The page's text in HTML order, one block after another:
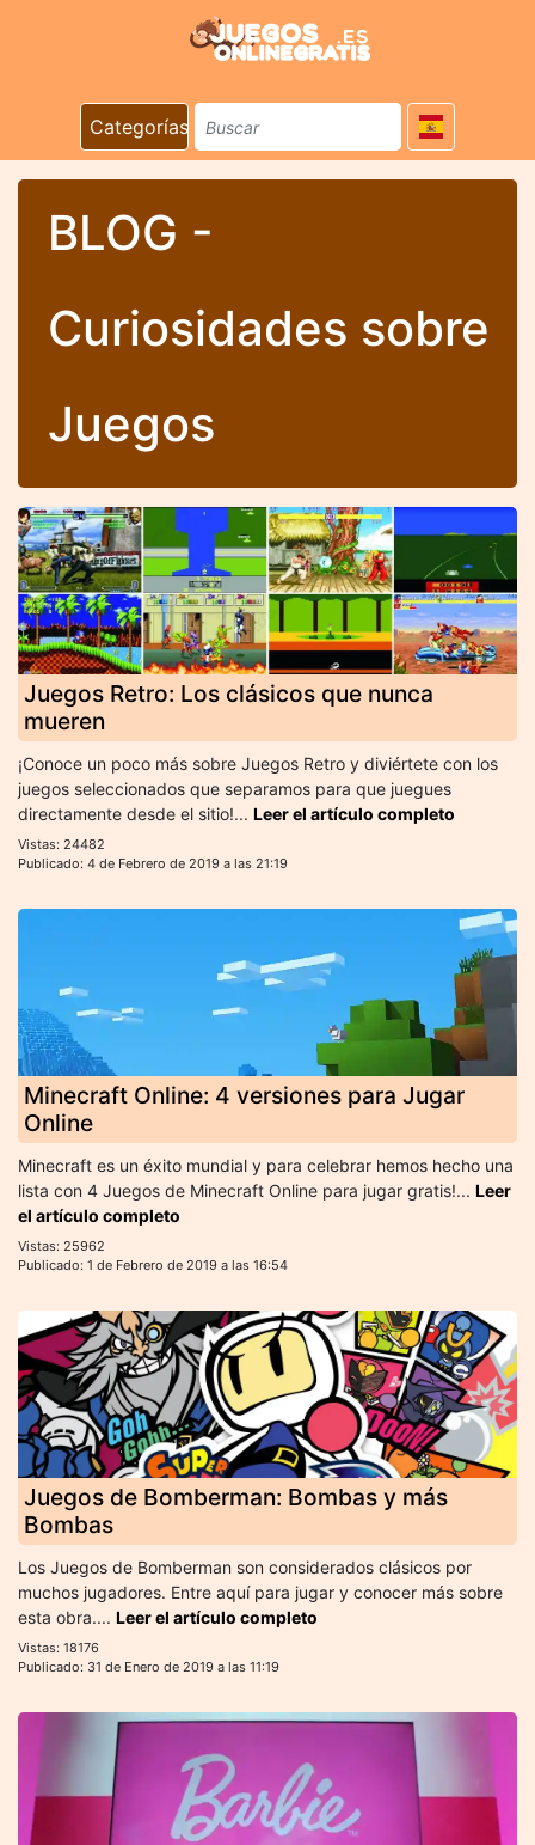
Categorías
BLOG -
Curiosidades sobre
Juegos
Juegos Retro: Los clásicos que nunca
mueren
¡Conoce un poco más sobre Juegos Retro y diviértete con los
juegos seleccionados que separamos para que juegues
directamente desde el sitio!... Leer el artículo completo
Vistas: 24482
Publicado: 4 de Febrero de 2019 a las 21:19
Minecraft Online: 4 versiones para Jugar
Online
Minecraft es un éxito mundial y para celebrar hemos hecho una
lista con 4 Juegos de Minecraft Online para jugar gratis!... Leer
el artículo completo
Vistas: 25962
Publicado: 1 de Febrero de 2019 a las 16:54
Juegos de Bomberman: Bombas y más
Bombas
Los Juegos de Bomberman son considerados clásicos por
muchos jugadores. Entre aquí para jugar y conocer más sobre
esta obra.... Leer el artículo completo
Vistas: 18176
Publicado: 31 de Enero de 2019 a las 11:19